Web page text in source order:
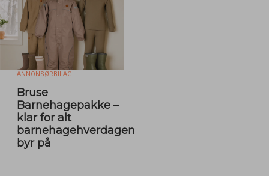
ANNONSØRBILAG
Bruse
Barnehagepakke –
klar for alt
barnehagehverdagen
byr på